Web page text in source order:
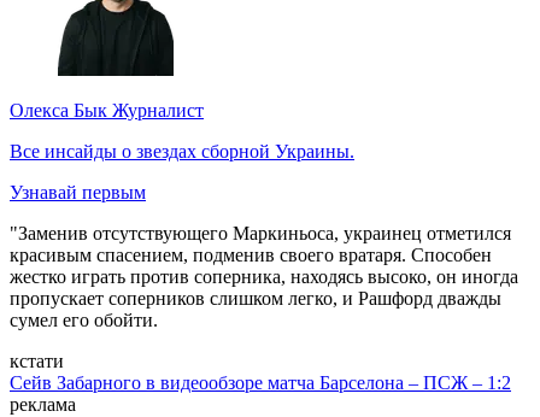
Олекса Бык Журналист
Все инсайды о звездах сборной Украины.
Узнавай первым
"Заменив отсутствующего Маркиньоса, украинец отметился
красивым спасением, подменив своего вратаря. Способен
жестко играть против соперника, находясь высоко, он иногда
пропускает соперников слишком легко, и Рашфорд дважды
сумел его обойти.
кстати
Сейв Забарного в видеообзоре матча Барселона – ПСЖ – 1:2
реклама